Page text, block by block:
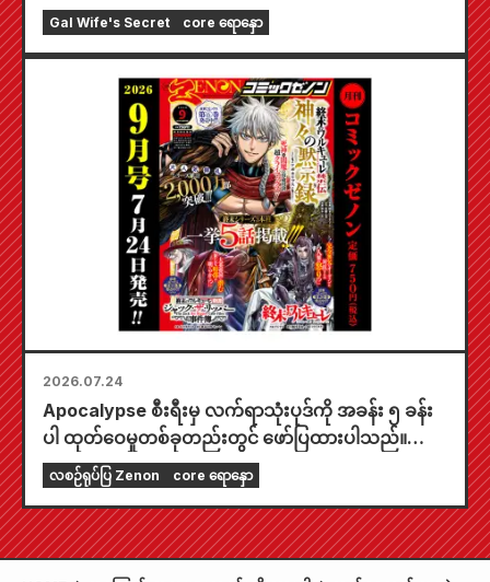
အထူးကစားခုံတစ်ခုပါဝင်တဲ့ အကန့်အသတ်ထုတ် အစုံ
အတွက် ကြိုတင်မှာယူနိုင်ပါပြီ။ "The Secret of the
အောက်တိုဘာလ ၂၀ ရက်နေ့မှာ ဖြန့်ချိဖို့ စီစဉ်ထားပါ
Gal Wife's Secret core ရောနှော
2026.07.24
Apocalypse စီးရီးမှ လက်ရာသုံးပုဒ်ကို အခန်း ၅ ခန်း
ပါ ထုတ်ဝေမှုတစ်ခုတည်းတွင် ဖော်ပြထားပါသည်။
"၂၀၂၆ ခုနှစ် စက်တင်ဘာလထုတ် Monthly Comic
Zenon" ကို ဇူလိုင်လ ၂၄ ရက်နေ့တွင် ရောင်းချပေးပါ
မည်။
လစဉ်ရုပ်ပြ Zenon core ရောနှော